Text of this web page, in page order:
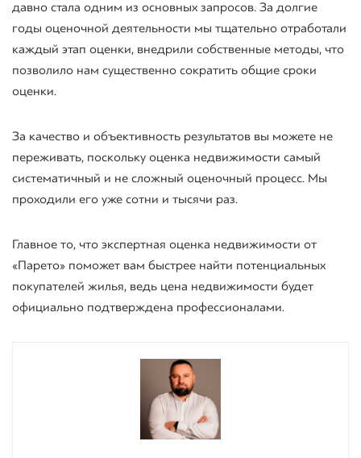
давно стала одним из основных запросов. За долгие
годы оценочной деятельности мы тщательно отработали
каждый этап оценки, внедрили собственные методы, что
позволило нам существенно сократить общие сроки
оценки.
За качество и объективность результатов вы можете не
переживать, поскольку оценка недвижимости самый
систематичный и не сложный оценочный процесс. Мы
проходили его уже сотни и тысячи раз.
Главное то, что экспертная оценка недвижимости от
«Парето» поможет вам быстрее найти потенциальных
покупателей жилья, ведь цена недвижимости будет
официально подтверждена профессионалами.